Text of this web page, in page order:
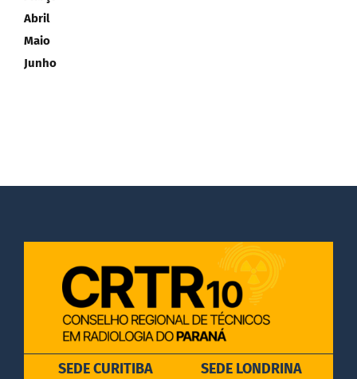
DOCUMENTOS
LEGISLAÇÃO
Abril
Maio
Junho
SEDE CURITIBA SEDE LONDRINA